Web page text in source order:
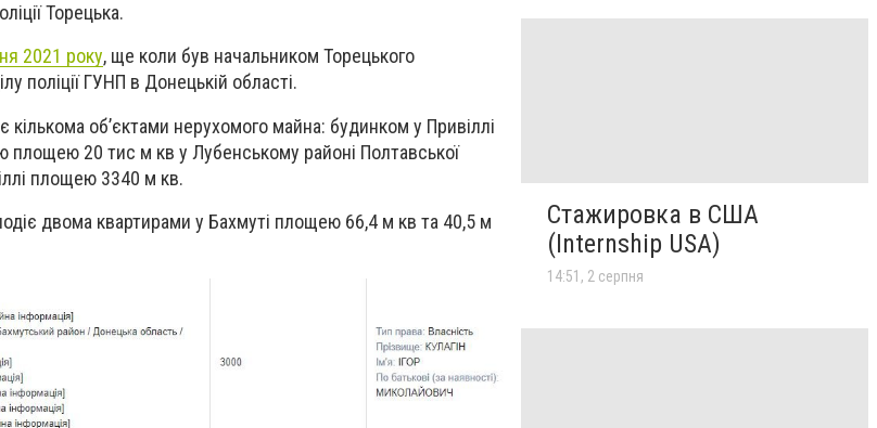
Торецька.
2021 року, ще коли був начальником Торецького
поліції ГУНП в Донецькій області.
кількома об’єктами нерухомого майна: будинком у Привіллі
20 тис м кв у Лубенському районі Полтавської
площею 3340 м кв.
двома квартирами у Бахмуті площею 66,4 м кв та 40,5 м
Стажировка в США
(Internship USA)
14:51, 2 серпня